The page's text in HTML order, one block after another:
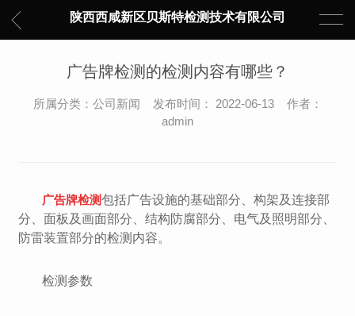
陕西西咸新区贝斯特检测技术有限公司
广告牌检测的检测内容有哪些？
所属分类：公司新闻 发布时间： 2022-06-13 作者：
admin
广告牌检测包括广告设施的基础部分、构架及连接部
分、面板及画面部分、结构防腐部分、电气及照明部分、
防雷装置部分的检测内容。
检测参数